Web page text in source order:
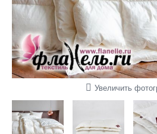
Увеличить